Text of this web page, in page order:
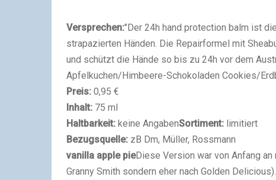
Versprechen:"Der 24h hand protection balm ist
strapazierten Händen. Die Repairformel mit
und schützt die Hände so bis zu 24h vor dem
Apfelkuchen/Himbeere-Schokoladen Cookies/
Preis: 0,95 €
Inhalt: 75 ml
Haltbarkeit: keine AngabenSortiment: limitiert
Bezugsquelle: zB Dm, Müller, Rossmann
vanilla apple pieDiese Version war von Anfang
Granny Smith sondern eher nach Golden